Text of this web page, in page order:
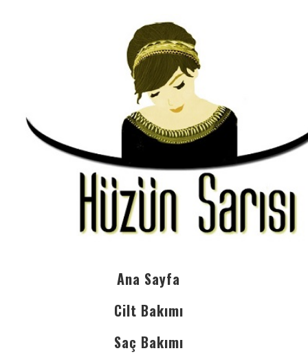
Ana Sayfa
Cilt Bakımı
Saç Bakımı